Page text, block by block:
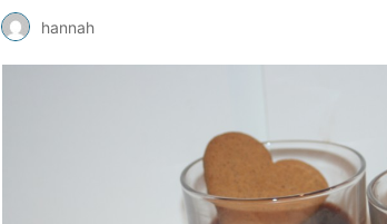
hannah